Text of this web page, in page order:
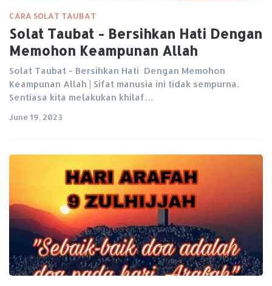
CARA SOLAT TAUBAT
Solat Taubat - Bersihkan Hati Dengan
Memohon Keampunan Allah
Solat Taubat - Bersihkan Hati Dengan Memohon
Keampunan Allah | Sifat manusia ini tidak sempurna.
Sentiasa kita melakukan khilaf…
June 19, 2023